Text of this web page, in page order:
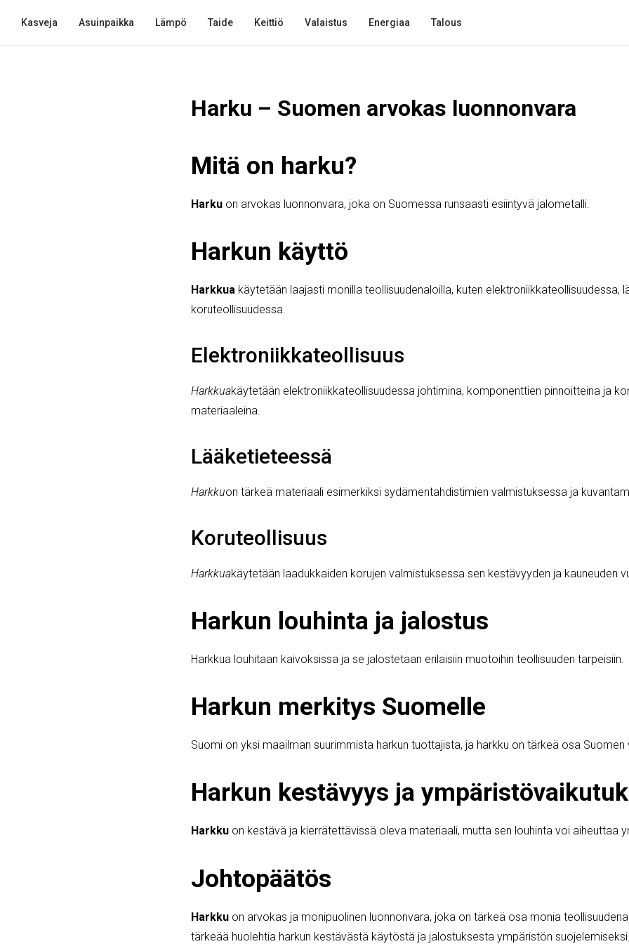
Kasveja Asuinpaikka Lämpö Taide Keittiö Valaistus Energiaa Talous
Harku – Suomen arvokas luonnonvara
Mitä on harku?
Harku on arvokas luonnonvara, joka on Suomessa runsaasti esiintyvä jalometalli.
Harkun käyttö
Harkkua käytetään laajasti monilla teollisuudenaloilla, kuten elektroniikkateollisuudessa,
koruteollisuudessa.
Elektroniikkateollisuus
Harkkuakäytetään elektroniikkateollisuudessa johtimina, komponenttien pinnoitteina ja
materiaaleina.
Lääketieteessä
Harkkuon tärkeä materiaali esimerkiksi sydämentahdistimien valmistuksessa ja
Koruteollisuus
Harkkuakäytetään laadukkaiden korujen valmistuksessa sen kestävyyden ja kauneuden
Harkun louhinta ja jalostus
Harkkua louhitaan kaivoksissa ja se jalostetaan erilaisiin muotoihin teollisuuden tarpeisiin.
Harkun merkitys Suomelle
Suomi on yksi maailman suurimmista harkun tuottajista, ja harkku on tärkeä osa Suomen
Harkun kestävyys ja
Harkku on kestävä ja kierrätettävissä oleva materiaali, mutta sen louhinta voi aiheuttaa
Johtopäätös
Harkku on arvokas ja monipuolinen luonnonvara, joka on tärkeä osa monia
tärkeää huolehtia harkun kestävästä käytöstä ja jalostuksesta ympäristön suojelemiseksi.